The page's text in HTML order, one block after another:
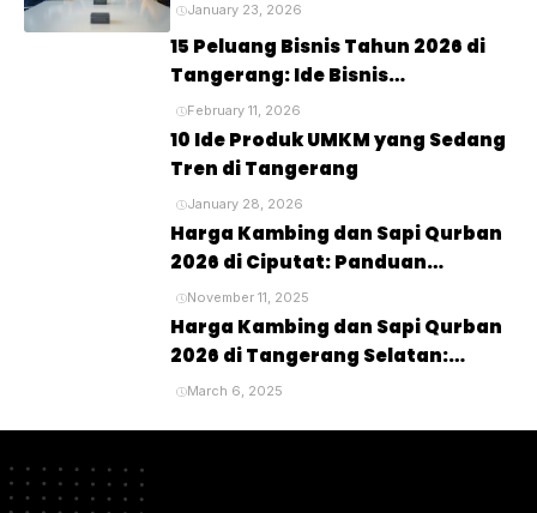
January 23, 2026
15 Peluang Bisnis Tahun 2026 di
Tangerang: Ide Bisnis
Menjanjikan untuk Masa Depan
February 11, 2026
10 Ide Produk UMKM yang Sedang
Tren di Tangerang
January 28, 2026
Harga Kambing dan Sapi Qurban
2026 di Ciputat: Panduan
Lengkap untuk Perayaan Idul
Adha
November 11, 2025
Harga Kambing dan Sapi Qurban
2026 di Tangerang Selatan:
Panduan Lengkap untuk Pembeli
March 6, 2025